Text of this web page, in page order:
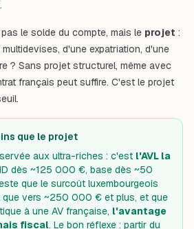
le solde du compte, mais le projet :
d'une expatriation, d'une
? Sans projet structurel, même avec
français peut suffire. C'est le projet
que le projet
aux ultra-riches : c'est l'AVL la
dès ~125 000 €, base dès ~50
que le surcoût luxembourgeois
que vers ~250 000 € et plus, et que
à une AV française, l'avantage
fiscal. Le bon réflexe : partir du